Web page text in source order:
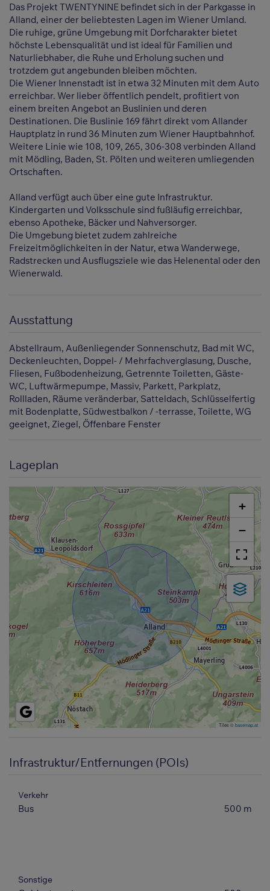
Das Projekt TWENTYNINE befindet sich in der Parkgasse in
Alland, einer der beliebtesten Lagen im Wiener Umland.
Die ruhige, grüne Umgebung mit Dorfcharakter bietet
höchste Lebensqualität und ist ideal für Familien und
Naturliebhaber, die Ruhe und Erholung suchen und
trotzdem gut angebunden bleiben möchten.
Die Wiener Innenstadt ist in etwa 32 Minuten mit dem Auto
erreichbar. Wer lieber öffentlich pendelt, profitiert von
einem breiten Angebot an Buslinien und deren
Destinationen. Die Buslinie 169 fährt direkt vom Allander
Hauptplatz in rund 36 Minuten zum Wiener Hauptbahnhof.
Weitere Linie wie 108, 109, 265, 306-308 verbinden Alland
mit Mödling, Baden, St. Pölten und weiteren umliegenden
Ortschaften.
Alland verfügt auch über eine gute Infrastruktur.
Kindergarten und Volksschule sind fußläufig erreichbar,
ebenso Apotheke, Bäcker und Nahversorger.
Die Umgebung bietet zudem zahlreiche
Freizeitmöglichkeiten in der Natur, etwa Wanderwege,
Radstrecken und Ausflugsziele wie das Helenental oder den
Wienerwald.
Ausstattung
Abstellraum Außenliegender Sonnenschutz Bad mit WC
Deckenleuchten Doppel- / Mehrfachverglasung Dusche
Fliesen Fußbodenheizung Getrennte Toiletten Gäste-
WC Luftwärmepumpe Massiv Parkett Parkplatz
Rollladen Räume veränderbar Satteldach Schlüsselfertig
mit Bodenplatte Südwestbalkon / -terrasse Toilette WG
geeignet Ziegel Öffenbare Fenster
Lageplan
+
−
Tiles ©basemap.at
Infrastruktur/Entfernungen (POIs)
Verkehr
Bus 500 m
Sonstige